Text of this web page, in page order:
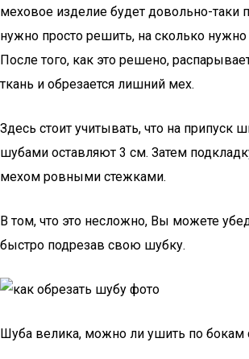
меховое изделие будет довольно-таки
нужно просто решить, на сколько нужно
После того, как это решено,
ткань и обрезается лишний мех.
Здесь стоит учитывать, что на припуск
шубами оставляют 3 см. Затем
мехом ровными стежками.
В том, что это несложно, Вы можете
быстро подрезав свою шубку.
Шуба велика, можно ли ушить по бокам